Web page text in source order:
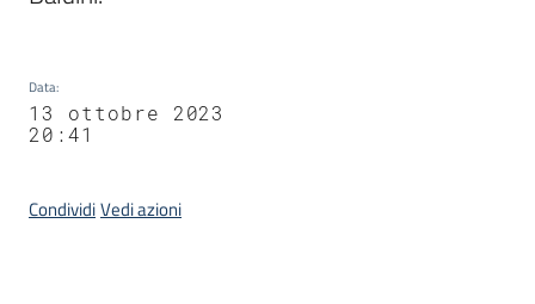
Data:
13 ottobre 2023
20:41
CondividiVedi azioni